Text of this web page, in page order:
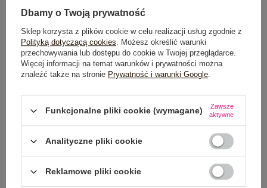
TABELA ROZMIARÓW
POWIADOM O DOSTĘPNOŚCI
Dostawaod 7,99 zł
Wysyłka wponiedziałek
100 dni na zwrot
Dbamy o Twoją prywatność
Sklep korzysta z plików cookie w celu realizacji usług zgodnie z
Polityką dotyczącą cookies. Możesz określić warunki
przechowywania lub dostępu do cookie w Twojej przeglądarce.
Więcej informacji na temat warunków i prywatności można
znaleźć także na stronie Prywatność i warunki Google.
Funkcjonalne pliki cookie (wymagane)
Zawsze
aktywne
Analityczne pliki cookie
Reklamowe pliki cookie